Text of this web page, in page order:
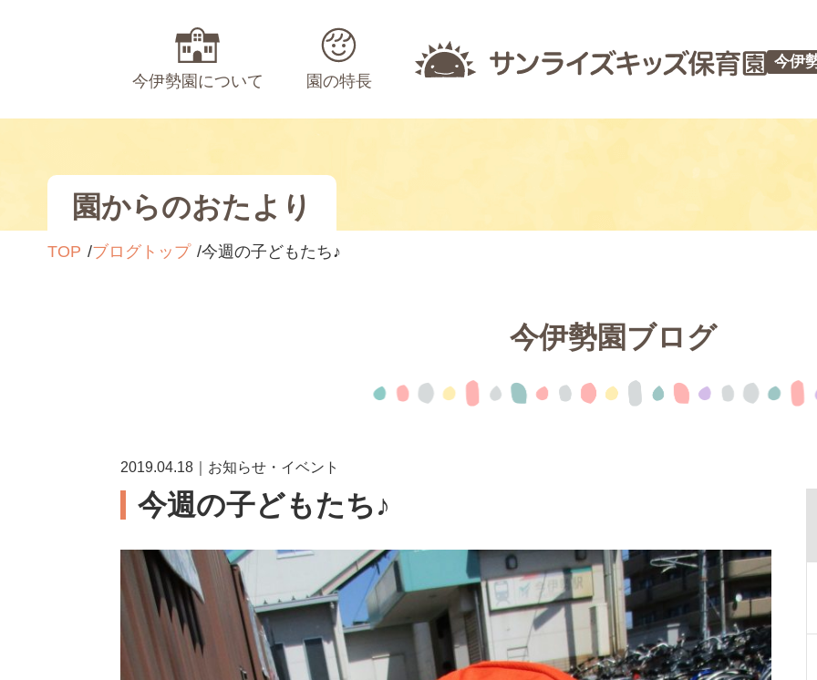
今伊勢園について 園の特長
今伊
園からのおたより
TOP ブログトップ 今週の子どもたち♪
今伊勢園ブログ
2019.04.18｜お知らせ・イベント
今週の子どもたち♪